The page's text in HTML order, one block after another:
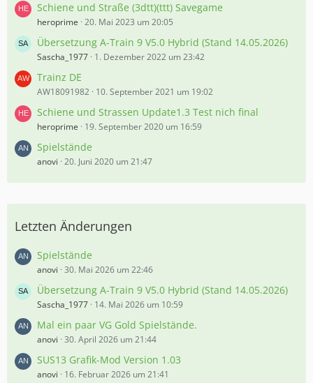
Schiene und Straße (3dtt)(ttt) Savegame
heroprime 20. Mai 2023 um 20:05
Übersetzung A-Train 9 V5.0 Hybrid (Stand 14.05.2026)
Sascha_1977 1. Dezember 2022 um 23:42
Trainz DE
AW18091982 10. September 2021 um 19:02
Schiene und Strassen Update1.3 Test nich final
heroprime 19. September 2020 um 16:59
Spielstände
anovi 20. Juni 2020 um 21:47
Letzten Änderungen
Spielstände
anovi 30. Mai 2026 um 22:46
Übersetzung A-Train 9 V5.0 Hybrid (Stand 14.05.2026)
Sascha_1977 14. Mai 2026 um 10:59
Mal ein paar VG Gold Spielstände.
anovi 30. April 2026 um 21:44
SUS13 Grafik-Mod Version 1.03
anovi 16. Februar 2026 um 21:41